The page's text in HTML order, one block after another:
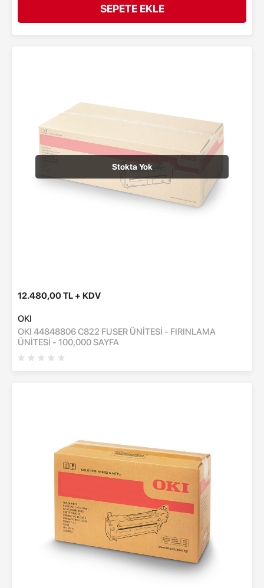
SEPETE EKLE
Stokta Yok
12.480,00 TL + KDV
OKI
OKI 44848806 C822 FUSER ÜNİTESİ - FIRINLAMA
ÜNİTESİ - 100,000 SAYFA